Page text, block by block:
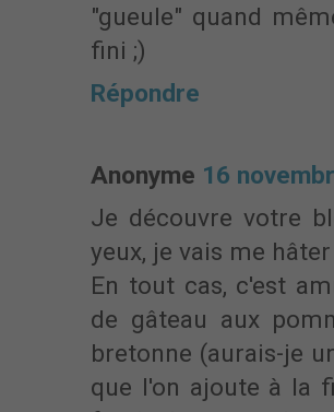
"gueule" quand
fini ;)
Répondre
Anonyme 16
Je découvre votre
yeux, je vais me
En tout cas, c'est
de gâteau aux
bretonne (aurais-je
que l'on ajoute à la